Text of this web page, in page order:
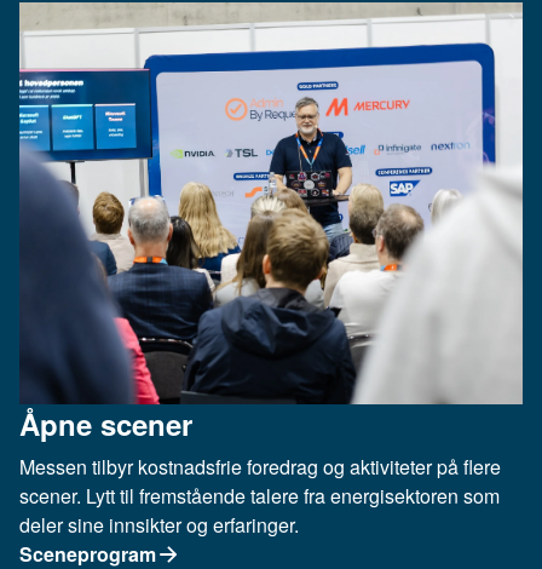
Åpne scener
Messen tilbyr kostnadsfrie foredrag og aktiviteter på flere
scener. Lytt til fremstående talere fra energisektoren som
deler sine innsikter og erfaringer.
Sceneprogram